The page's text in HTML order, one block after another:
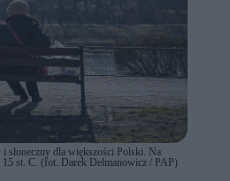
i słoneczny dla większości Polski. Na
15 st. C. (fot. Darek Delmanowicz / PAP)